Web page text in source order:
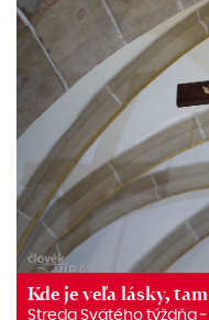
Kde je veľa lásky,
Streda Svätého týždňa